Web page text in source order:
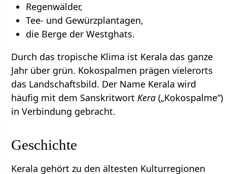
Regenwälder,
Tee- und Gewürzplantagen,
die Berge der Westghats.
Durch das tropische Klima ist Kerala das ganze
Jahr über grün. Kokospalmen prägen vielerorts
das Landschaftsbild. Der Name Kerala wird
häufig mit dem SanskritwortKera („Kokospalme“)
in Verbindung gebracht.
Geschichte
Kerala gehört zu den ältesten Kulturregionen